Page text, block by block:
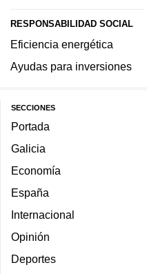
RESPONSABILIDAD SOCIAL
Eficiencia energética
Ayudas para inversiones
SECCIONES
Portada
Galicia
Economía
España
Internacional
Opinión
Deportes